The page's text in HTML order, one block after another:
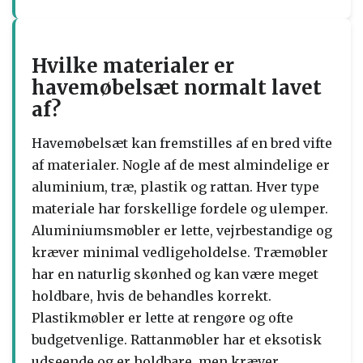
Hvilke materialer er
havemøbelsæt normalt lavet
af?
Havemøbelsæt kan fremstilles af en bred vifte
af materialer. Nogle af de mest almindelige er
aluminium, træ, plastik og rattan. Hver type
materiale har forskellige fordele og ulemper.
Aluminiumsmøbler er lette, vejrbestandige og
kræver minimal vedligeholdelse. Træmøbler
har en naturlig skønhed og kan være meget
holdbare, hvis de behandles korrekt.
Plastikmøbler er lette at rengøre og ofte
budgetvenlige. Rattanmøbler har et eksotisk